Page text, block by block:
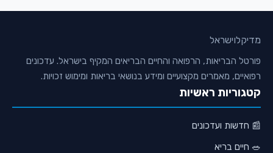
מדיקלוישראל
פורטל הבריאות, הרפואה והחיים הבריאים המקיף בישראל. עדכונים
רפואיים, מאמרים מקצועיים ומידע בנושאי בריאות ומימוש זכויות.
קטגוריות ראשיות
📰 חדשות ועדכונים
🥗 חיים בריא